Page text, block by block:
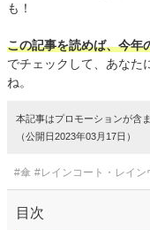
も！
この記事を読めば、今年
でチェックして、あなた
ね。
本記事はプロモーションが含
（公開日2023年03月17日）
#傘 #レインコート・レイン
目次